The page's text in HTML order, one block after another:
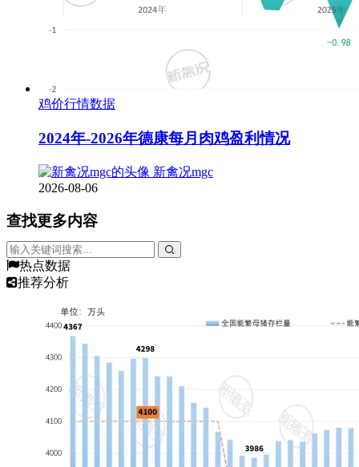
鸡价行情数据
2024年-2026年德康每月肉鸡盈利情况
新禽况mgc
2026-08-06
查找更多内容
热点数据
推荐分析